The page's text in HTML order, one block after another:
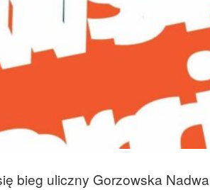
bieg uliczny Gorzowska